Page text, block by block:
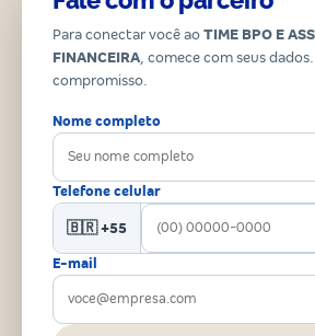
Para conectar você ao TIME BPO E
FINANCEIRA, comece com seus
compromisso.
Nome completo
Telefone celular
🇧🇷 +55
E-mail